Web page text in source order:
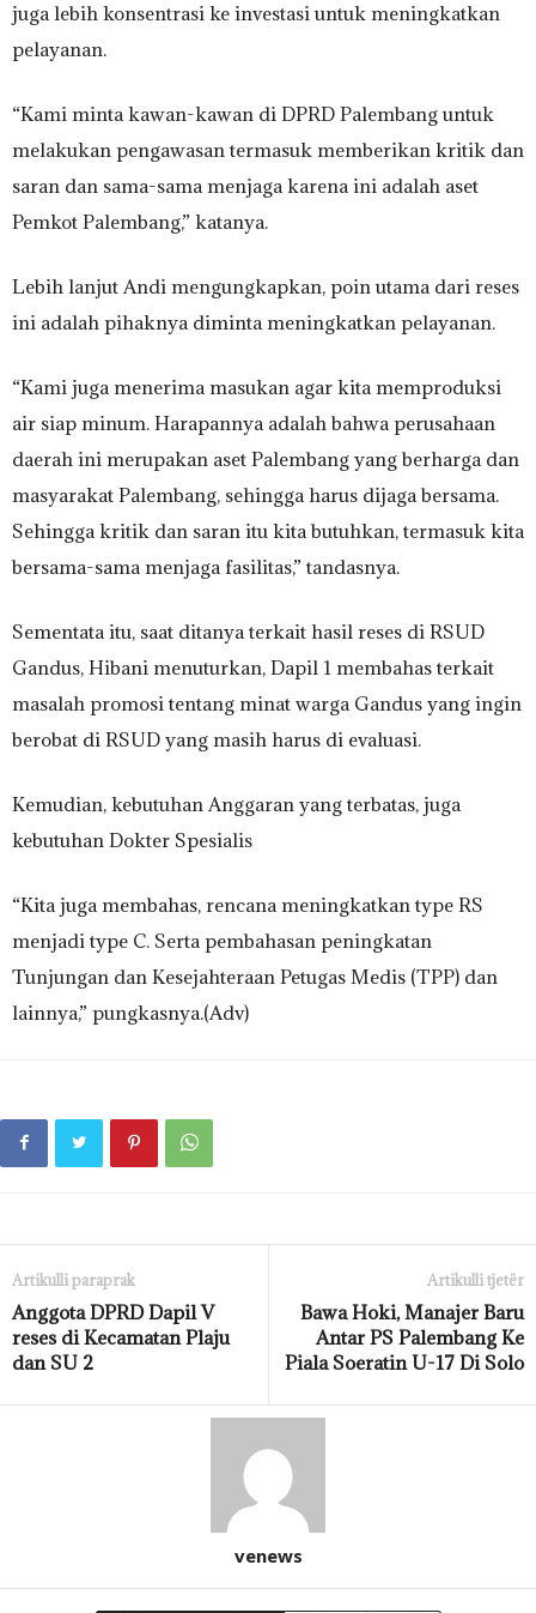
juga lebih konsentrasi ke investasi untuk meningkatkan
pelayanan.
“Kami minta kawan-kawan di DPRD Palembang untuk
melakukan pengawasan termasuk memberikan kritik dan
saran dan sama-sama menjaga karena ini adalah aset
Pemkot Palembang,” katanya.
Lebih lanjut Andi mengungkapkan, poin utama dari reses
ini adalah pihaknya diminta meningkatkan pelayanan.
“Kami juga menerima masukan agar kita memproduksi
air siap minum. Harapannya adalah bahwa perusahaan
daerah ini merupakan aset Palembang yang berharga dan
masyarakat Palembang, sehingga harus dijaga bersama.
Sehingga kritik dan saran itu kita butuhkan, termasuk kita
bersama-sama menjaga fasilitas,” tandasnya.
Sementata itu, saat ditanya terkait hasil reses di RSUD
Gandus, Hibani menuturkan, Dapil 1 membahas terkait
masalah promosi tentang minat warga Gandus yang ingin
berobat di RSUD yang masih harus di evaluasi.
Kemudian, kebutuhan Anggaran yang terbatas, juga
kebutuhan Dokter Spesialis
“Kita juga membahas, rencana meningkatkan type RS
menjadi type C. Serta pembahasan peningkatan
Tunjungan dan Kesejahteraan Petugas Medis (TPP) dan
lainnya,” pungkasnya.(Adv)
Artikulli paraprak
Anggota DPRD Dapil V
reses di Kecamatan Plaju
dan SU 2
Artikulli tjetër
Bawa Hoki, Manajer Baru
Antar PS Palembang Ke
Piala Soeratin U-17 Di Solo
venews